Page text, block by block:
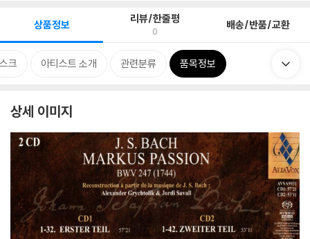
상품정보 리뷰/한줄평
0 배송/반품/교환
크 아티스트 소개 관련분류 품목정보
상세 이미지